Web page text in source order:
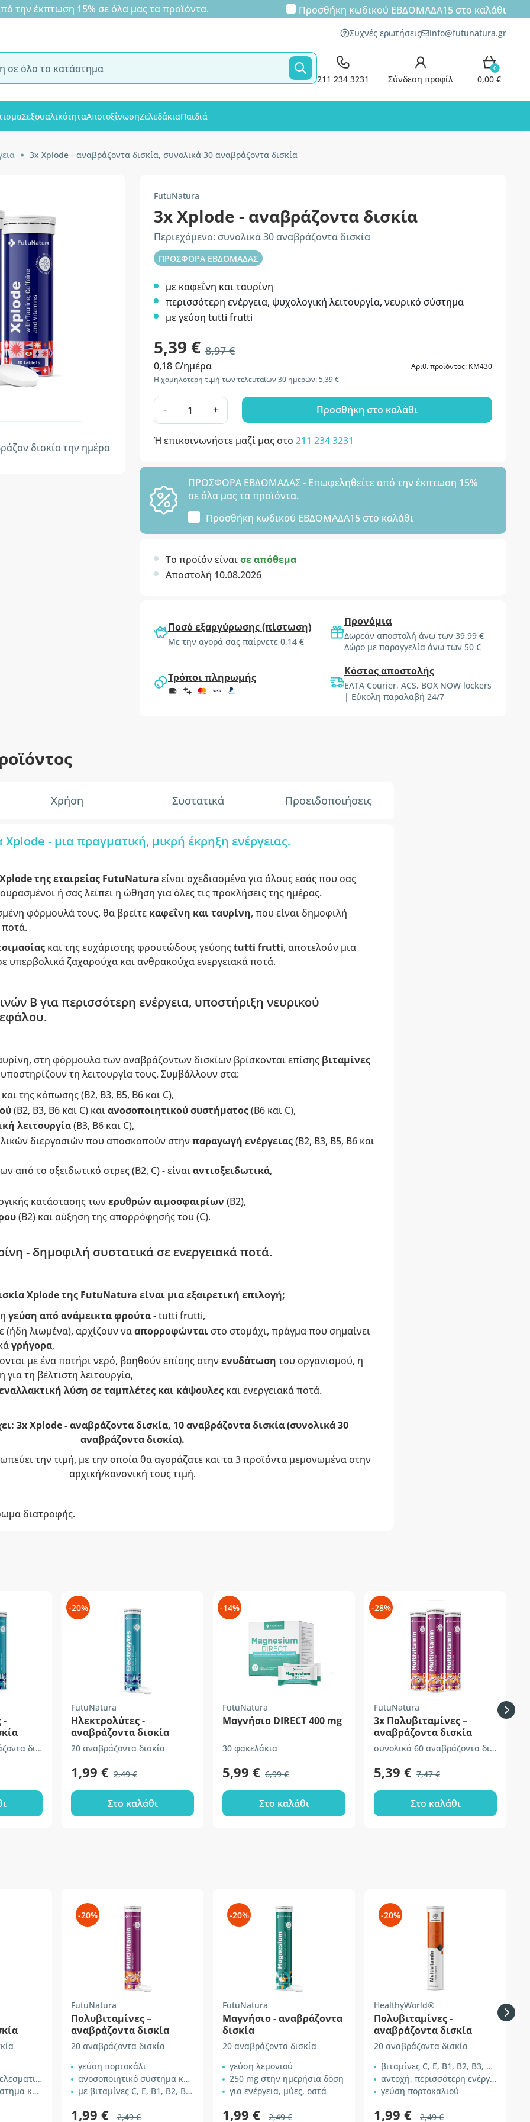
έκπτωση 15% σε όλα μας τα προϊόντα. Προσθήκη κωδικού ΕΒΔΟΜΑΔΑ15στο καλάθι
Συχνές ερωτήσεις info@futunatura.gr
211 234 3231 Σύνδεση προφίλ
0
0,00 €
ΣεξουαλικότηταΑποτοξίνωσηΖελεδάκιαΠαιδιά
3x Xplode - αναβράζοντα δισκία, συνολικά 30 αναβράζοντα δισκία
δισκίο την ημέρα
FutuNatura
3x Xplode - αναβράζοντα δισκία
Περιεχόμενο: συνολικά 30 αναβράζοντα δισκία
ΠΡΟΣΦΟΡΑ ΕΒΔΟΜΑΔΑΣ
με καφεΐνη και ταυρίνη
περισσότερη ενέργεια, ψυχολογική λειτουργία, νευρικό σύστημα
με γεύση tutti frutti
5,39 € 8,97 €
0,18 €/ημέρα
Αριθ. προϊόντος: KM430
Η χαμηλότερη τιμή των τελευταίων 30 ημερών: 5,39 €
- + Προσθήκη στο καλάθι
Ή επικοινωνήστε μαζί μας στο 211 234 3231
ΠΡΟΣΦΟΡΑ ΕΒΔΟΜΑΔΑΣ - Επωφεληθείτε από την έκπτωση 15%
σε όλα μας τα προϊόντα.
Προσθήκη κωδικού ΕΒΔΟΜΑΔΑ15 στο καλάθι
Το προϊόν είναισε απόθεμα
Αποστολή 10.08.2026
Ποσό εξαργύρωσης (πίστωση)
Με την αγορά σας παίρνετε 0,14 €
Προνόμια
Δωρεάν αποστολή άνω των 39,99 €
Δώρο με παραγγελία άνω των 50 €
Τρόποι πληρωμής Κόστος αποστολής
ΕΛΤΑ Courier, ACS, BOX NOW lockers
| Εύκολη παραλαβή 24/7
Χρήση Συστατικά Προειδοποιήσεις
- μια πραγματική, μικρή έκρηξη ενέργειας.
της εταιρείας FutuNatura είναι σχεδιασμένα για όλους εσάς που σας
ή σας λείπει η ώθηση για όλες τις προκλήσεις της ημέρας.
φόρμουλά τους, θα βρείτε καφεΐνη και ταυρίνη, που είναι δημοφιλή
ποτά.
και της ευχάριστης φρουτώδους γεύσηςtutti frutti, αποτελούν μια
υπερβολικά ζαχαρούχα και ανθρακούχα ενεργειακά ποτά.
Β για περισσότερη ενέργεια, υποστήριξη νευρικού
στη φόρμουλα των αναβράζοντων δισκίων βρίσκονται επίσης βιταμίνες
τη λειτουργία τους. Συμβάλλουν στα:
της κόπωσης (Β2, Β3, Β5, Β6 και C),
(Β2, Β3, Β6 και C) καιανοσοποιητικού συστήματος(Β6 και C),
λειτουργία(Β3, Β6 και C),
διεργασιών που αποσκοπούν στηνπαραγωγή ενέργειας(Β2, Β3, Β5, Β6 και
από το οξειδωτικό στρες (Β2, C) - είναιαντιοξειδωτικά,
κατάστασης τωνερυθρών αιμοσφαιρίων (Β2),
(Β2) και αύξηση της απορρόφησής του (C).
- δημοφιλή συστατικά σε ενεργειακά ποτά.
Xplode της FutuNatura είναι μια εξαιρετική επιλογή;
γεύση από ανάμεικτα φρούτα- tutti frutti,
(ήδη λιωμένα), αρχίζουν νααπορροφώνταιστο στομάχι, πράγμα που σημαίνει
γρήγορα,
με ένα ποτήρι νερό, βοηθούν επίσης στηνενυδάτωση του οργανισμού, η
τη βέλτιστη λειτουργία,
λύση σε ταμπλέτες και κάψουλεςκαι ενεργειακά ποτά.
3x Xplode - αναβράζοντα δισκία, 10 αναβράζοντα δισκία (συνολικά 30
αναβράζοντα δισκία).
την τιμή, με την οποία θα αγοράζατε και τα 3 προϊόντα μεμονωμένα στην
αρχική/κανονική τους τιμή.
διατροφής.
-
συνολικά 60 αναβράζοντα δισκία
-20%
FutuNatura
Ηλεκτρολύτες -
αναβράζοντα δισκία
20 αναβράζοντα δισκία
1,99 € 2,49 €
Στο καλάθι
-14%
FutuNatura
Μαγνήσιο DIRECT 400 mg
30 φακελάκια
5,99 € 6,99 €
Στο καλάθι
-28%
FutuNatura
3x Πολυβιταμίνες –
αναβράζοντα δισκία
συνολικά 60 αναβράζοντα δισκία
5,39 € 7,47 €
Στο καλάθι
ενέργεια
-20%
FutuNatura
Πολυβιταμίνες –
αναβράζοντα δισκία
20 αναβράζοντα δισκία
γεύση πορτοκάλι
ανοσοποιητικό σύστημα και ενέργεια
με βιταμίνες C, E, B1, B2, B3, B5, B6 και B12
1,99 € 2,49 €
-20%
FutuNatura
Μαγνήσιο - αναβράζοντα
δισκία
20 αναβράζοντα δισκία
γεύση λεμονιού
250 mg στην ημερήσια δόση
για ενέργεια, μύες, οστά
1,99 € 2,49 €
-20%
HealthyWorld®
Πολυβιταμίνες -
αναβράζοντα δισκία
20 αναβράζοντα δισκία
βιταμίνες C, E, B1, B2, B3, B5, B6 και B12
αντοχή, περισσότερη ενέργεια, κ.α.
γεύση πορτοκαλιού
1,99 € 2,49 €